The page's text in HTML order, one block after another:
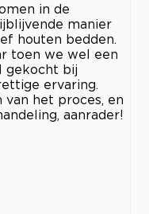
in de
manier
houten bedden.
toen we wel een
gekocht bij
ervaring.
van het proces, en
aanrader!